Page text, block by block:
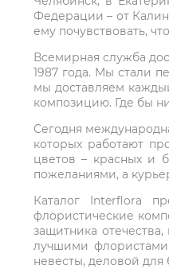
Федерации – от
ему почувствовать,
Всемирная служба
1987 года. Мы стали
мы доставляем
композицию. Где бы
Сегодня
которых работают
цветов – красных и
пожеланиями, а
Каталог Interflora
флористические
защитника
лучшими
невесты, деловой